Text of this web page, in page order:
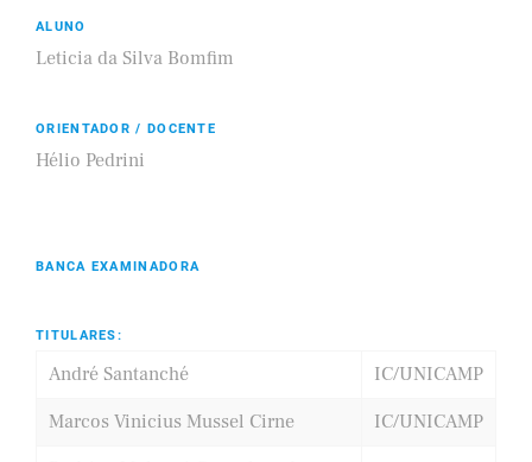
ALUNO
Leticia da Silva Bomfim
ORIENTADOR / DOCENTE
Hélio Pedrini
BANCA EXAMINADORA
TITULARES:
André Santanché
IC/UNICAMP
Marcos Vinicius Mussel Cirne
IC/UNICAMP